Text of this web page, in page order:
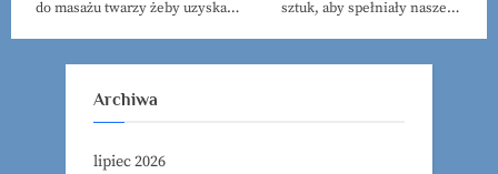
do masażu twarzy żeby uzyskać
sztuk, aby spełniały nasze
Archiwa
lipiec 2026